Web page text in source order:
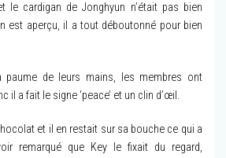
le cardigan de Jonghyun n’était pas bien
est aperçu, il a tout déboutonné pour bien
de leurs mains, les membres ont
il a fait le signe ‘peace’ et un clin d’œil.
et il en restait sur sa bouche ce qui a
remarqué que Key le fixait du regard,